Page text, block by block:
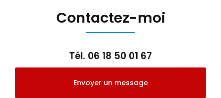
Contactez-moi
Tél. 06 18 50 01 67
Envoyer un message